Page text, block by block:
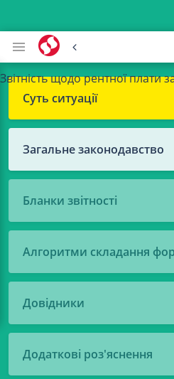
Звітність щодо рентної плати
Суть ситуації
Загальне законодавство
Бланки звітності
Алгоритми складання
Довідники
Додаткові роз'яснення